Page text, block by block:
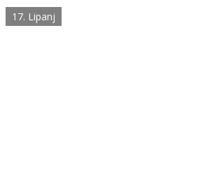
Relje i skladatelja Arsena Dedića
17. Lipanj